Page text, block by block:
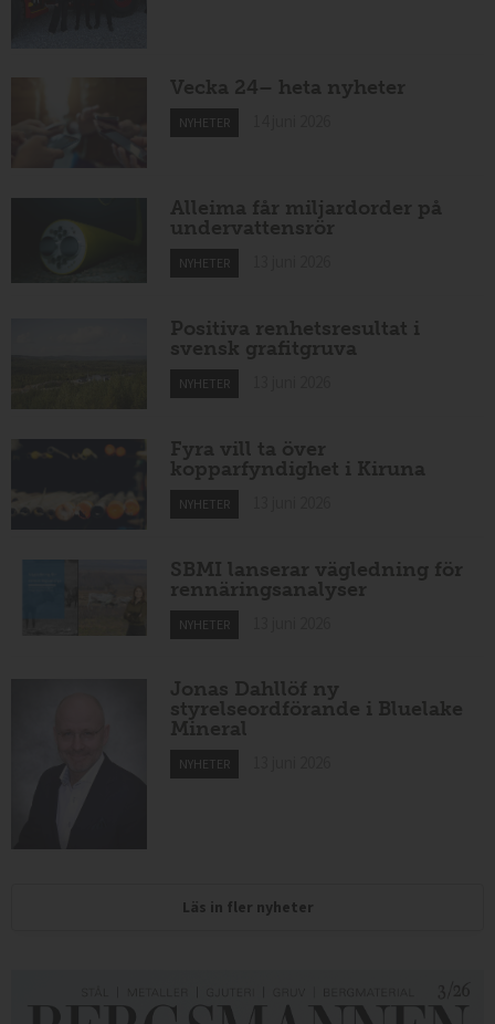
Vecka 24– heta nyheter
NYHETER
Alleima får miljardorder på
undervattensrör
NYHETER
Positiva renhetsresultat i
svensk grafitgruva
NYHETER
Fyra vill ta över
kopparfyndighet i Kiruna
NYHETER
SBMI lanserar vägledning för
rennäringsanalyser
NYHETER
Jonas Dahllöf ny
styrelseordförande i Bluelake
Mineral
NYHETER
Läs in fler nyheter